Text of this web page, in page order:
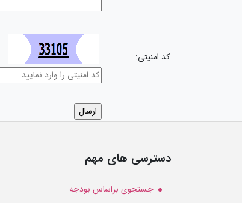
کد امنیتی:
دسترسی های مهم
جستجوی براساس بودجه